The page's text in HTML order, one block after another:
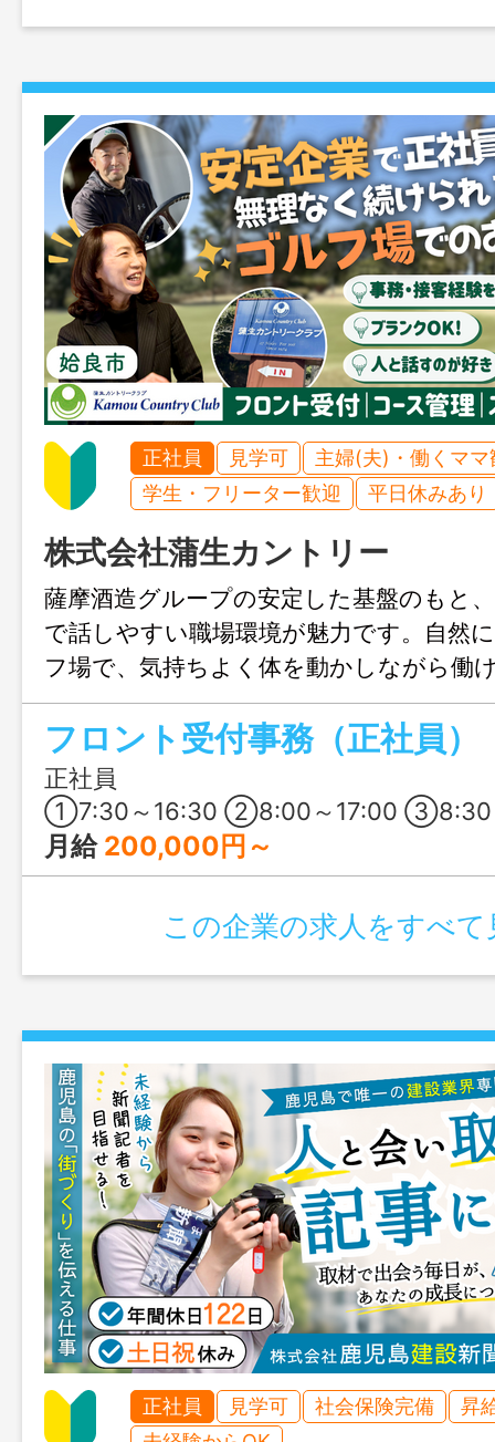
正社員 見学可
主婦(夫)・働くママ
学生・フリーター歓迎
平日休みあり
株式会社蒲生カントリー
薩摩酒造グループの安定した基盤のもと
で話しやすい職場環境が魅力です。自然
フ場で、気持ちよく体を動かしながら働
が単調になりにくく、やりがいを感じや
接客が好きな方や、人と関わるのが好き
です！
フロント受付事務（正社員）
正社員
①7:30～16:30 ②8:00～17:00 ③8:30～17:30
月給 200,000円～
この企業の求人をすべて
正社員 見学可 社会保険完備
昇